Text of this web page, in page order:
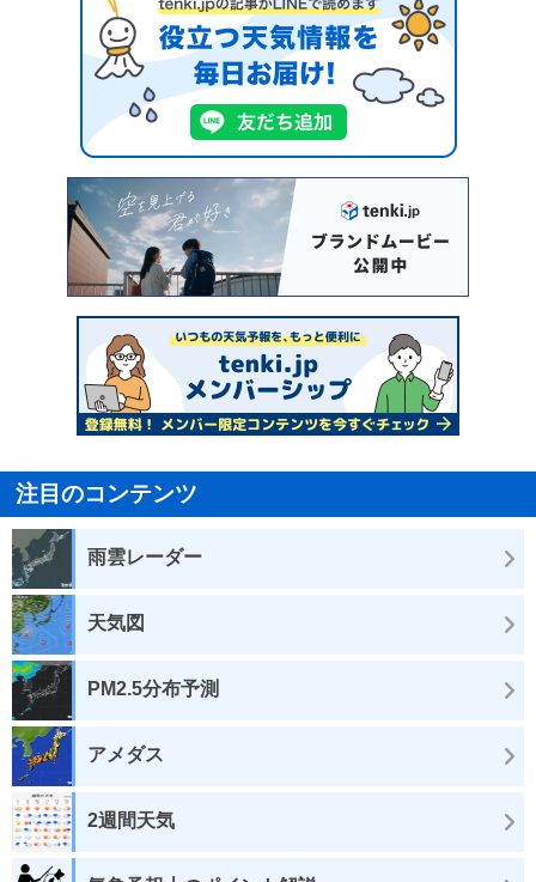
注目のコンテンツ
雨雲レーダー
天気図
PM2.5分布予測
アメダス
2週間天気